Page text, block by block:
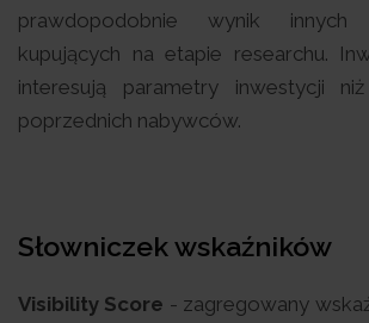
prawdopodobnie wynik innych
kupujących na etapie researchu.
interesują parametry inwestycji
poprzednich nabywców.
Słowniczek wskaźników
Visibility Score - zagregowany